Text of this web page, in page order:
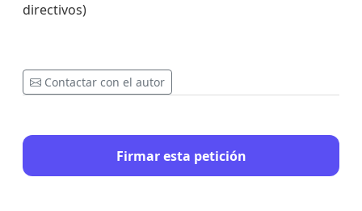
directivos)
Contactar con el autor
Firmar esta petición